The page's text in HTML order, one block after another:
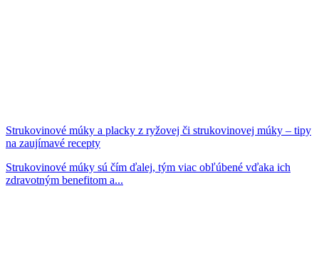
Strukovinové múky a placky z ryžovej či strukovinovej múky – tipy
na zaujímavé recepty
Strukovinové múky sú čím ďalej, tým viac obľúbené vďaka ich
zdravotným benefitom a...